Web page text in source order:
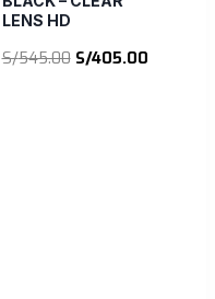
LENS HD
S/545.00 El
S/405.00El